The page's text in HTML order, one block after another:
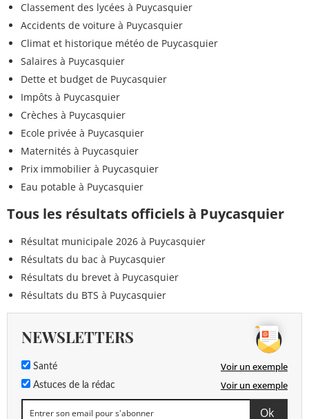
Classement des lycées à Puycasquier
Accidents de voiture à Puycasquier
Climat et historique météo de Puycasquier
Salaires à Puycasquier
Dette et budget de Puycasquier
Impôts à Puycasquier
Crèches à Puycasquier
Ecole privée à Puycasquier
Maternités à Puycasquier
Prix immobilier à Puycasquier
Eau potable à Puycasquier
Tous les résultats officiels à Puycasquier
Résultat municipale 2026 à Puycasquier
Résultats du bac à Puycasquier
Résultats du brevet à Puycasquier
Résultats du BTS à Puycasquier
NEWSLETTERS
Santé Voir un exemple
Astuces de la rédac Voir un exemple